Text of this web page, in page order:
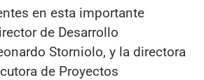
en esta importante
de Desarrollo
Storniolo, y la directora
de Proyectos